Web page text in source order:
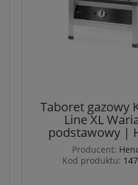
Taboret gazowy
Line XL
podstawowy |
Producent:
Kod produktu: